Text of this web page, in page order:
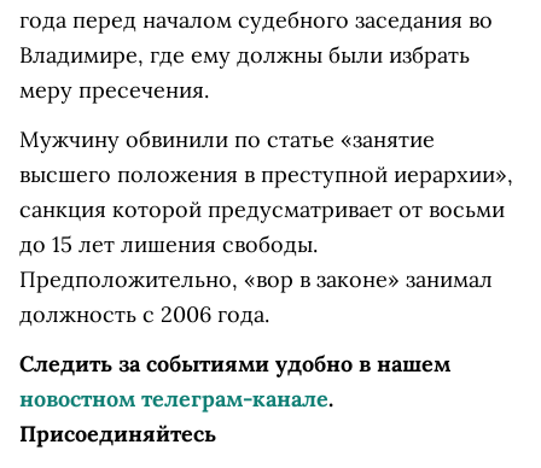
года перед началом судебного заседания во
Владимире, где ему должны были избрать
меру пресечения.
Мужчину обвинили по статье «занятие
высшего положения в преступной иерархии»,
санкция которой предусматривает от восьми
до 15 лет лишения свободы.
Предположительно, «вор в законе» занимал
должность с 2006 года.
Следить за событиями удобно в нашем
новостном телеграм-канале.
Присоединяйтесь